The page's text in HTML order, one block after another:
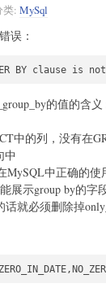
类: MySql
误：
的值的含义
中的列，没有在
中
中正确的使
展示group by的字
就必须删除掉